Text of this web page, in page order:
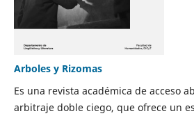
Arboles y Rizomas
Es una revista académica de acceso
arbitraje doble ciego, que ofrece un